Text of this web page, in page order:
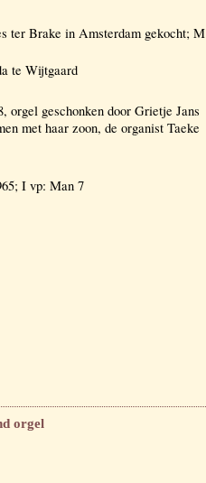
ter Brake in Amsterdam gekocht; M
te Wijtgaard
orgel geschonken door Grietje Jans
met haar zoon, de organist Taeke
I vp: Man 7
orgel